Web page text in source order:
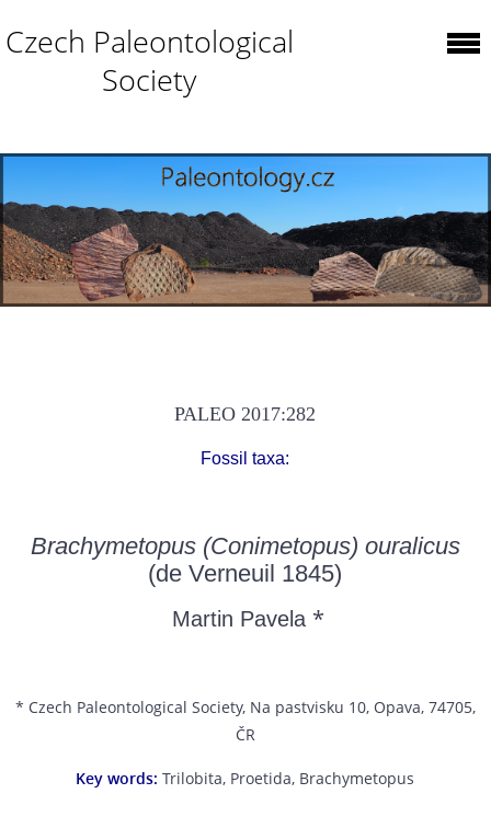
Czech Paleontological
Society
PALEO 2017:282
Fossil taxa:
Brachymetopus (Conimetopus) ouralicus
(de Verneuil 1845)
Martin Pavela *
* Czech Paleontological Society, Na pastvisku 10, Opava, 74705,
ČR
Key words: Trilobita, Proetida, Brachymetopus